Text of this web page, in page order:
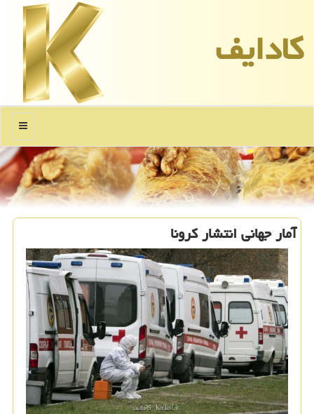
كادایف
منو
آمار جهانی انتشار كرونا